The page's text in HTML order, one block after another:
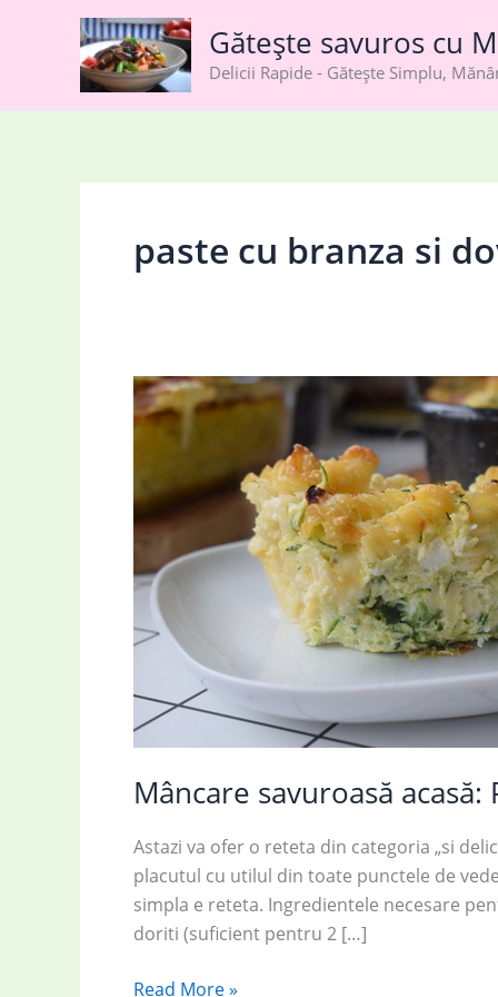
Gătește savuros cu
Delicii Rapide - Gătește Simplu,
paste cu branza si
Mâncare savuroasă
Astazi va ofer o reteta din categoria „si
placutul cu utilul din toate punctele de
simpla e reteta. Ingredientele necesare
doriti (suficient pentru 2 […]
Mâncare
Read More »